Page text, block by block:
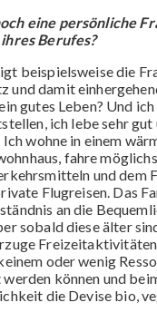
eine persönliche
Berufes?
beispielsweise die
und damit
gutes Leben? Und
ich lebe sehr gut
wohne in einem
fahre
und dem
Flugreisen. Das
an die
sobald diese älter
oder wenig
können und
die Devise bio,